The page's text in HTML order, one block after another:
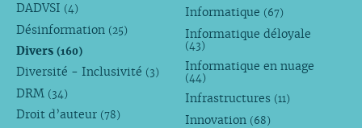
DADVSI (4)
Désinformation (25)
Divers (160)
Diversité - Inclusivité (3)
DRM (34)
Droit d’auteur (78)
Informatique (67)
Informatique déloyale
(43)
Informatique en nuage
(44)
Infrastructures (11)
Innovation (68)